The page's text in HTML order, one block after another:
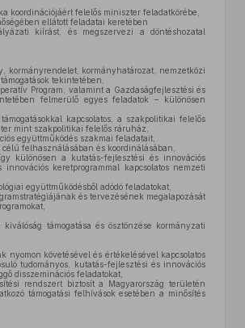
koordinációjáért felelős miniszter feladatkörébe,
ellátott feladatai keretében
kiírást, és megszervezi a döntéshozatal
kormányrendelet, kormányhatározat, nemzetközi
tekintetében,
Program, valamint a Gazdaságfejlesztési és
felmerülő egyes feladatok – különösen
kapcsolatos, a szakpolitikai felelős
mint szakpolitikai felelős ráruház,
együttműködés szakmai feladatait,
felhasználásában és koordinálásában,
különösen a kutatás-fejlesztési és innovációs
keretprogrammal kapcsolatos nemzeti
együttműködésből adódó feladatokat,
és tervezésének megalapozását
támogatása és ösztönzése kormányzati
követésével és értékelésével kapcsolatos
tudományos, kutatás-fejlesztési és innovációs
disszeminációs feladatokat,
rendszert biztosít a Magyarország területén
támogatási felhívások esetében a minősítés